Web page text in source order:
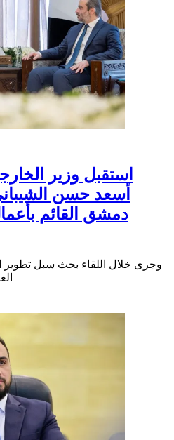
استقبل وزير
أسعد حسن
دمشق القائم
وجرى خلال اللقاء بحث سبل تطوير